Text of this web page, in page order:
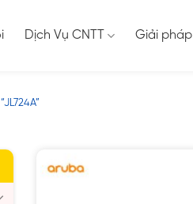
Dịch Vụ CNTT Giải pháp